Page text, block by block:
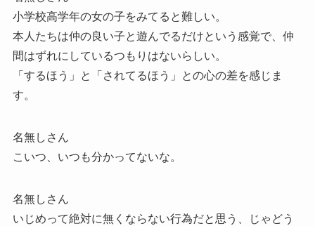
小学校高学年の女の子をみてると難しい。
本人たちは仲の良い子と遊んでるだけという感覚で、仲
間はずれにしているつもりはないらしい。
「するほう」と「されてるほう」との心の差を感じま
す。
名無しさん
こいつ、いつも分かってないな。
名無しさん
いじめって絶対に無くならない行為だと思う、じゃどう